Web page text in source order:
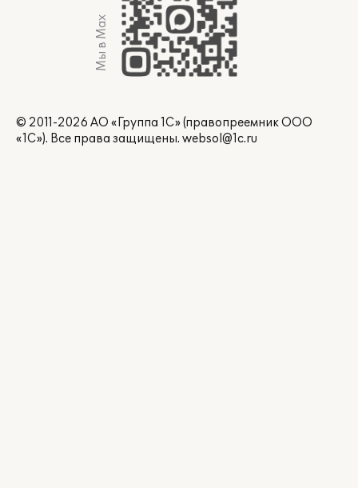
Мы в Max
© 2011-2026 АО «Группа 1С» (правопреемник ООО
«1С»). Все права защищены. websol@1c.ru